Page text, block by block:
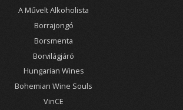
A Művelt Alkoholista
Borrajongó
Borsmenta
Borvilágjáró
Hungarian Wines
Bohemian Wine Souls
VinCE